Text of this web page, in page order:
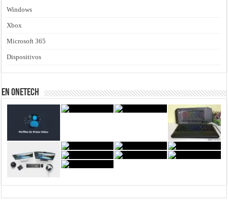
Windows
Xbox
Microsoft 365
Dispositivos
En Onetech